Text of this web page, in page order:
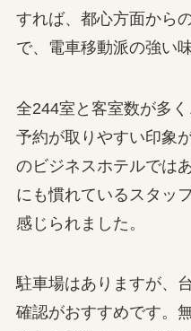
すれば、都心方面から
で、電車移動派の強い
全244室と客室数が多
予約が取りやすい印象
のビジネスホテルでは
にも慣れているスタッ
感じられました。
駐車場はありますが、
確認がおすすめです。